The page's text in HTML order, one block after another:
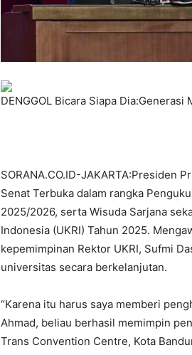
DENGGOL Bicara Siapa
SORANA.CO.ID-JAKARTA:Presiden
Senat Terbuka dalam rangka
2025/2026, serta Wisuda Sarjana
Indonesia (UKRI) Tahun 2025.
kepemimpinan Rektor UKRI, Sufmi
universitas secara berkelanjutan.
“Karena itu harus saya memberi
Ahmad, beliau berhasil memimpin
Trans Convention Centre, Kota